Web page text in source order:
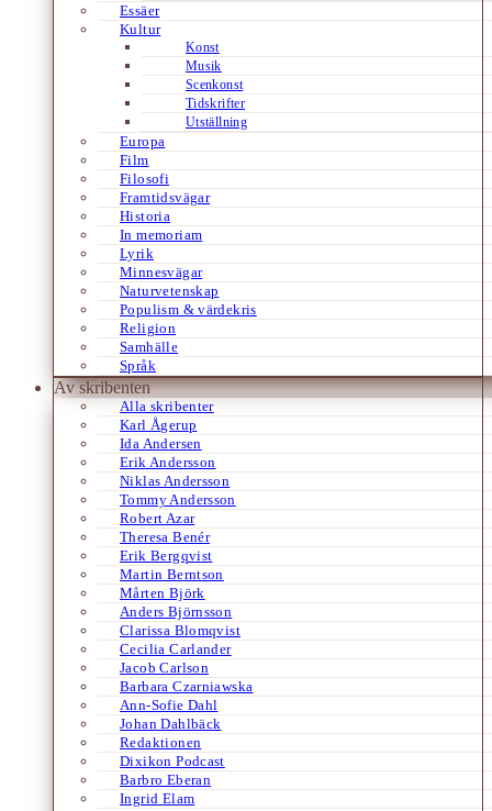
Essäer
Kultur
Konst
Musik
Scenkonst
Tidskrifter
Utställning
Europa
Film
Filosofi
Framtidsvägar
Historia
In memoriam
Lyrik
Minnesvägar
Naturvetenskap
Populism & värdekris
Religion
Samhälle
Språk
Av skribenten
Alla skribenter
Karl Ågerup
Ida Andersen
Erik Andersson
Niklas Andersson
Tommy Andersson
Robert Azar
Theresa Benér
Erik Bergqvist
Martin Berntson
Mårten Björk
Anders Björnsson
Clarissa Blomqvist
Cecilia Carlander
Jacob Carlson
Barbara Czarniawska
Ann-Sofie Dahl
Johan Dahlbäck
Redaktionen
Dixikon Podcast
Barbro Eberan
Ingrid Elam